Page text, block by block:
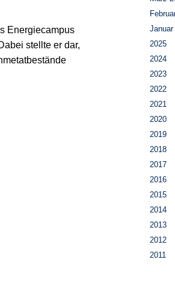
Energiecampus
stellte er dar,
Januar
2025
2024
2023
2022
2021
2020
2019
2018
2017
2016
2015
2014
2013
2012
2011